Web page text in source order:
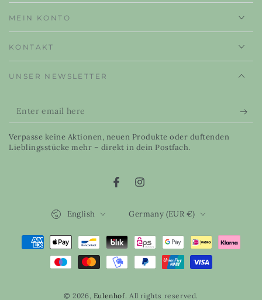
MEIN KONTO
KONTAKT
UNSER NEWSLETTER
Enter
email
here
Verpasse keine Aktionen, neuen Produkte oder duftenden
Lieblingsstücke mehr – direkt in dein Postfach.
FacebookInstagram
© 2026, Eulenhof. All rights reserved.
English Germany (EUR €)
Payment
methods